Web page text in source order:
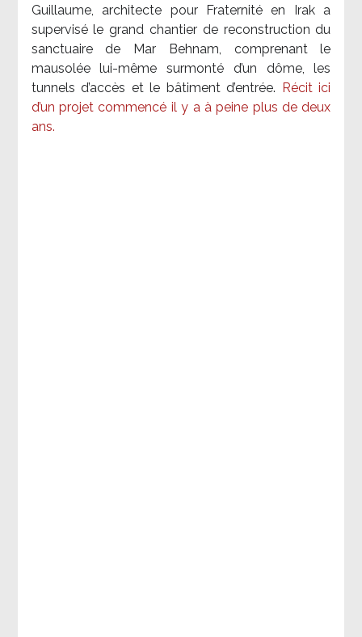
Guillaume, architecte pour Fraternité en Irak a
supervisé le grand chantier de reconstruction du
sanctuaire de Mar Behnam, comprenant le
mausolée lui-même surmonté d’un dôme, les
tunnels d’accès et le bâtiment d’entrée.
Récit ici
d’un projet commencé il y a à peine plus de deux
ans.